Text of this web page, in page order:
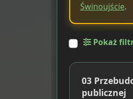
Świnoujście.
Pokaż
03
publicznej